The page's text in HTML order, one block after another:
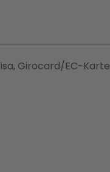
Girocard/EC-Karte